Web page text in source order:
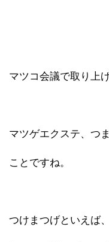
マツコ会議で取り上
マツゲエクステ、つ
ことですね。
つけまつげといえば